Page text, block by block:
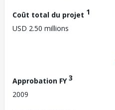
Coût total du projet 1
USD 2.50 millions
Approbation FY3
2009